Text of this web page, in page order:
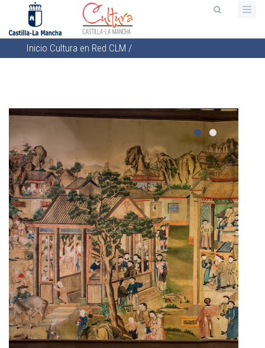
contenido
principal
Sobrescribir
ayuda
la
navegación
Inicio Cultura en Red CLM /